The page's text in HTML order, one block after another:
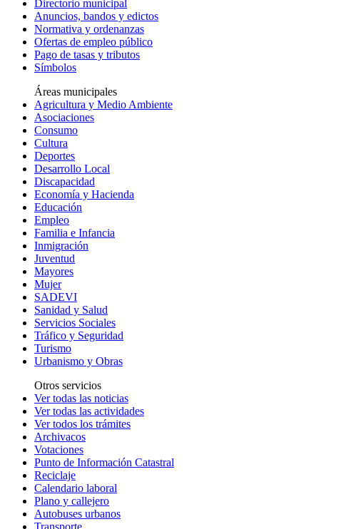
Directorio municipal
Anuncios, bandos y edictos
Normativa y ordenanzas
Ofertas de empleo público
Pago de tasas y tributos
Símbolos
Áreas municipales
Agricultura y Medio Ambiente
Asociaciones
Consumo
Cultura
Deportes
Desarrollo Local
Discapacidad
Economía y Hacienda
Educación
Empleo
Familia e Infancia
Inmigración
Juventud
Mayores
Mujer
SADEVI
Sanidad y Salud
Servicios Sociales
Tráfico y Seguridad
Turismo
Urbanismo y Obras
Otros servicios
Ver todas las noticias
Ver todas las actividades
Ver todos los trámites
Archivacos
Votaciones
Punto de Información Catastral
Reciclaje
Calendario laboral
Plano y callejero
Autobuses urbanos
Transporte